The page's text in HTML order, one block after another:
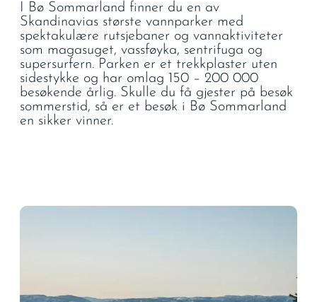
I Bø Sommarland finner du en av
Skandinavias største vannparker med
spektakulære rutsjebaner og vannaktiviteter
som magasuget, vassføyka, sentrifuga og
supersurfern. Parken er et trekkplaster uten
sidestykke og har omlag 150 – 200 000
besøkende årlig. Skulle du få gjester på besøk
sommerstid, så er et besøk i Bø Sommarland
en sikker vinner.